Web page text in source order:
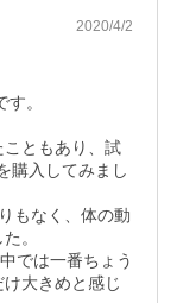
2020/4/2
。
ともあり、試
購入してみまし
もなく、体の動
。
では一番ちょう
大きめと感じ